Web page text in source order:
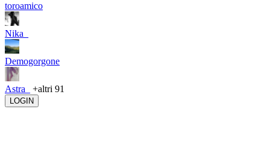
toroamico
Nika_
Demogorgone
Astra_ +altri 91
LOGIN